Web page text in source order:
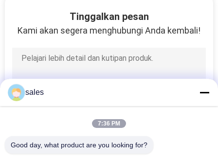
Bantal Berlutut Busa
Tinggalkan pesan
Kami akan segera menghubungi Anda kembali!
sales
7:36 PM
Good day, what product are you looking for?